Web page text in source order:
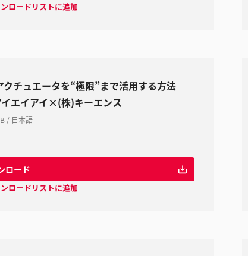
ロードリストに追加
クチュエータを“極限”まで活用する方法
エイアイ×(株)キーエンス
/ 日本語
ロード
ロードリストに追加